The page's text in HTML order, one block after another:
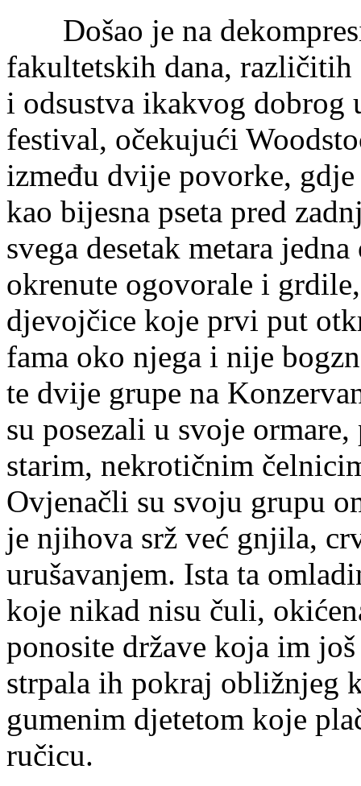
Došao je na
fakultetskih dana, različitih
i odsustva ikakvog dobrog
festival, očekujući
između dvije povorke,
kao bijesna pseta pred
svega desetak metara
okrenute ogovorale i
djevojčice koje prvi put
fama oko njega i nije
te dvije grupe na
su posezali u svoje
starim, nekrotičnim
Ovjenačli su svoju grupu
je njihova srž već gnjila,
urušavanjem. Ista ta
koje nikad nisu čuli,
ponosite države koja im
strpala ih pokraj obližnjeg
gumenim djetetom koje
ručicu.